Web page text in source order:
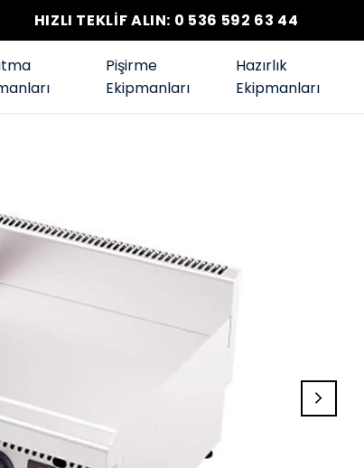
HIZLI TEKLİF ALIN: 0 536 592 63 44
Pişirme
Ekipmanları
Hazırlık
Ekipmanları